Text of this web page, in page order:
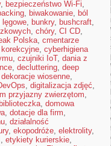
, bezpieczeństwo Wi-Fi,
, biwakowanie, ból
lęgowe, bunkry, bushcraft,
, chóry, CI CD,
Polska, cmentarze
, cyberhigiena
, czujniki IoT, dania z
, decluttering, deep
dekoracje wiosenne,
, digitalizacja zdjęć,
przyjazny zwierzętom,
, domowa
, dotacje dla firm,
, działalność
, ekopodróże, elektrolity,
, etykiety kurierskie,